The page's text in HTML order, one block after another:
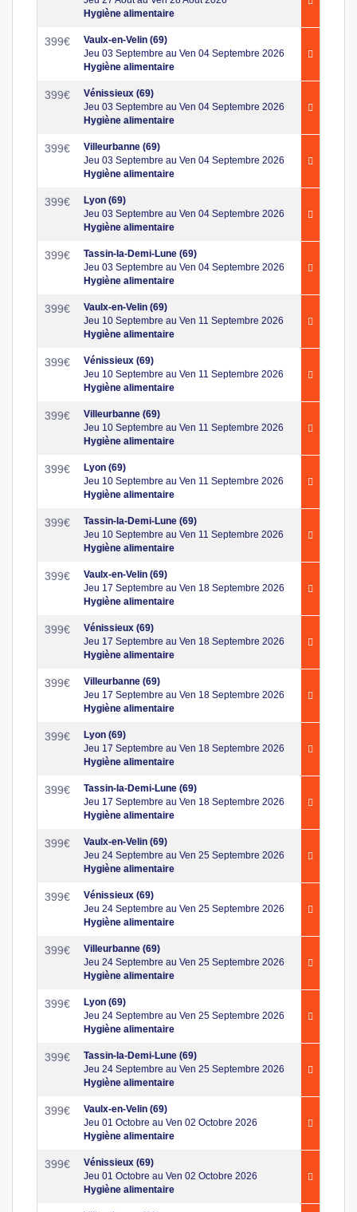
Hygiène alimentaire
399€
Vaulx-en-Velin (69)
Jeu 03 Septembre au Ven 04 Septembre 2026
Hygiène alimentaire
399€
Vénissieux (69)
Jeu 03 Septembre au Ven 04 Septembre 2026
Hygiène alimentaire
399€
Villeurbanne (69)
Jeu 03 Septembre au Ven 04 Septembre 2026
Hygiène alimentaire
399€
Lyon (69)
Jeu 03 Septembre au Ven 04 Septembre 2026
Hygiène alimentaire
399€
Tassin-la-Demi-Lune (69)
Jeu 03 Septembre au Ven 04 Septembre 2026
Hygiène alimentaire
399€
Vaulx-en-Velin (69)
Jeu 10 Septembre au Ven 11 Septembre 2026
Hygiène alimentaire
399€
Vénissieux (69)
Jeu 10 Septembre au Ven 11 Septembre 2026
Hygiène alimentaire
399€
Villeurbanne (69)
Jeu 10 Septembre au Ven 11 Septembre 2026
Hygiène alimentaire
399€
Lyon (69)
Jeu 10 Septembre au Ven 11 Septembre 2026
Hygiène alimentaire
399€
Tassin-la-Demi-Lune (69)
Jeu 10 Septembre au Ven 11 Septembre 2026
Hygiène alimentaire
399€
Vaulx-en-Velin (69)
Jeu 17 Septembre au Ven 18 Septembre 2026
Hygiène alimentaire
399€
Vénissieux (69)
Jeu 17 Septembre au Ven 18 Septembre 2026
Hygiène alimentaire
399€
Villeurbanne (69)
Jeu 17 Septembre au Ven 18 Septembre 2026
Hygiène alimentaire
399€
Lyon (69)
Jeu 17 Septembre au Ven 18 Septembre 2026
Hygiène alimentaire
399€
Tassin-la-Demi-Lune (69)
Jeu 17 Septembre au Ven 18 Septembre 2026
Hygiène alimentaire
399€
Vaulx-en-Velin (69)
Jeu 24 Septembre au Ven 25 Septembre 2026
Hygiène alimentaire
399€
Vénissieux (69)
Jeu 24 Septembre au Ven 25 Septembre 2026
Hygiène alimentaire
399€
Villeurbanne (69)
Jeu 24 Septembre au Ven 25 Septembre 2026
Hygiène alimentaire
399€
Lyon (69)
Jeu 24 Septembre au Ven 25 Septembre 2026
Hygiène alimentaire
399€
Tassin-la-Demi-Lune (69)
Jeu 24 Septembre au Ven 25 Septembre 2026
Hygiène alimentaire
399€
Vaulx-en-Velin (69)
Jeu 01 Octobre au Ven 02 Octobre 2026
Hygiène alimentaire
399€
Vénissieux (69)
Jeu 01 Octobre au Ven 02 Octobre 2026
Hygiène alimentaire